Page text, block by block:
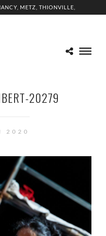
METZ, THIONVILLE,
20279
2020